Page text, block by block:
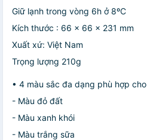
Giữ lạnh trong vòng 6h ở 8ºC
Kích thước : 66 x 66 x 231 mm
Xuất xứ: Việt Nam
Trọng lượng 210g
• 4 màu sắc đa dạng phù hợp
- Màu đỏ đất
- Màu xanh khói
- Màu trắng sữa